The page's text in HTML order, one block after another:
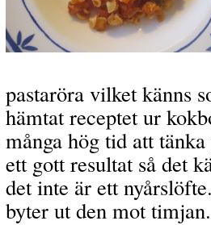
pastaröra vilket känns
hämtat receptet ur
många hög tid att
ett gott resultat så det
det inte är ett
byter ut den mot timjan.